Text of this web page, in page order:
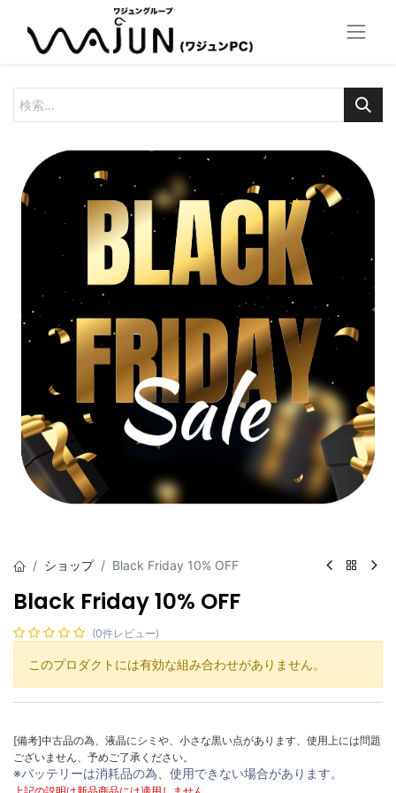
ショップ Black Friday 10% OFF
Black Friday 10% OFF
(0件レビュー)
このプロダクトには有効な組み合わせがありません。
[備考]中古品の為、液晶にシミや、小さな黒い点があります、使用上には問題
ございません、予めご了承ください。
※バッテリーは消耗品の為、使用できない場合があります。